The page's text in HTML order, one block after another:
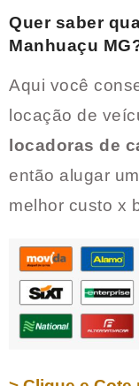
Quer saber
Manhuaçu MG
Aqui você
locação de
locadoras de
então alugar
melhor custo x